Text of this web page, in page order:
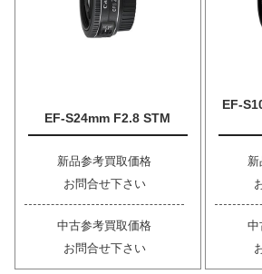
EF-S24mm F2.8 STM
新品参考買取価格
お問合せ下さい
中古参考買取価格
お問合せ下さい
EF-
中